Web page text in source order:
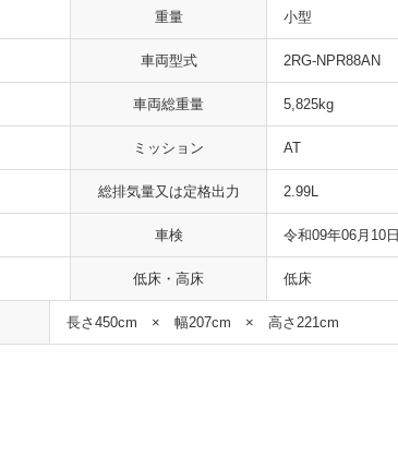
重量 小型
車両型式 2RG-NPR88AN
車両総重量 5,825kg
ミッション AT
総排気量又は定格出力 2.99L
車検 令和09年06月10日
低床・高床 低床
長さ450cm × 幅207cm × 高さ221cm